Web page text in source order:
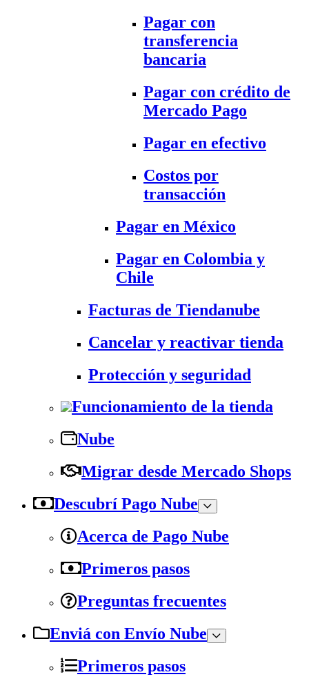
Pagar con
transferencia
bancaria
Pagar con crédito de
Mercado Pago
Pagar en efectivo
Costos por
transacción
Pagar en México
Pagar en Colombia y
Chile
Facturas de Tiendanube
Cancelar y reactivar tienda
Protección y seguridad
Funcionamiento de la tienda
Nube
Migrar desde Mercado Shops
Descubrí Pago Nube
Acerca de Pago Nube
Primeros pasos
Preguntas frecuentes
Enviá con Envío Nube
Primeros pasos